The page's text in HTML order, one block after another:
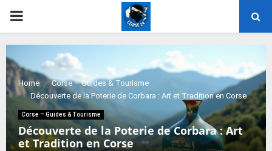
PRIMARY
MENU
Home
Corse – Guides & Tourisme
Découverte de la Poterie de Corbara : Art et Tradition en Corse
Corse – Guides & Tourisme
Découverte de la Poterie de Corbara : Art
et Tradition en Corse